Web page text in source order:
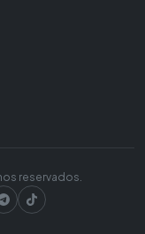
reservados.